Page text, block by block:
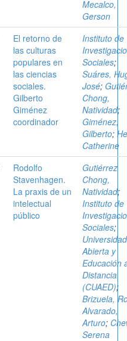
Mecalco,
Gerson
El retorno de
las culturas
populares en
las ciencias
sociales.
Gilberto
Giménez
coordinador
Instituto de
Sociales;
Suáres,
José;
Chong,
Natividad;
Giménez,
Gilberto;
Catherine
Rodolfo
Stavenhagen.
La praxis de un
intelectual
público
Gutiérrez
Chong,
Natividad;
Instituto de
Sociales;
Universidad
Abierta y
Educación
Distancia
(CUAED);
Brizuela,
Alvarado,
Arturo;
Serena